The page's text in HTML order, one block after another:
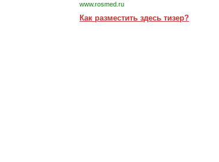
www.rosmed.ru
Как разместить здесь тизер?